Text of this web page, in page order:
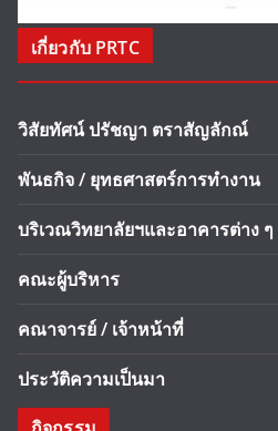
เกี่ยวกับ PRTC
วิสัยทัศน์ ปรัชญา ตราสัญลักณ์
พันธกิจ / ยุทธศาสตร์การทำงาน
บริเวณวิทยาลัยฯและอาคารต่าง ๆ
คณะผู้บริหาร
คณาจารย์ / เจ้าหน้าที่
ประวัติความเป็นมา